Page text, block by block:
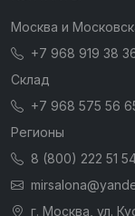
Москва и
+7 968 919 38
Склад
+7 968 575 56
Регионы
8 (800) 222 51
г. Москва, ул.